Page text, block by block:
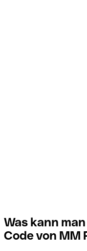
Was kann
Code von MM